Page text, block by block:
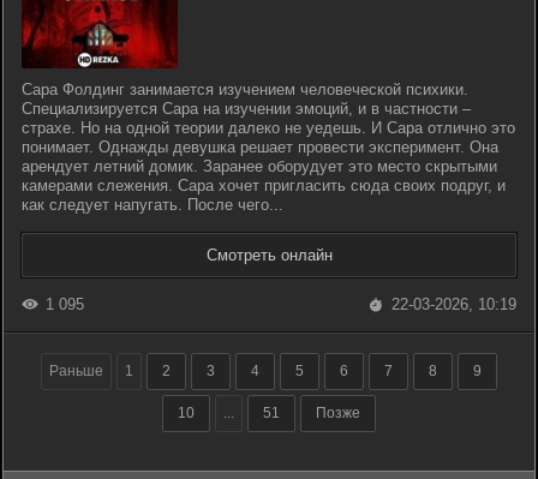
Сара Фолдинг занимается изучением человеческой психики.
Специализируется Сара на изучении эмоций, и в частности –
страхе. Но на одной теории далеко не уедешь. И Сара отлично это
понимает. Однажды девушка решает провести эксперимент. Она
арендует летний домик. Заранее оборудует это место скрытыми
камерами слежения. Сара хочет пригласить сюда своих подруг, и
как следует напугать. После чего...
Смотреть онлайн
1 095 22-03-2026, 10:19
Раньше 1 2 3 4 5 6 7 8 9
10 ... 51 Позже